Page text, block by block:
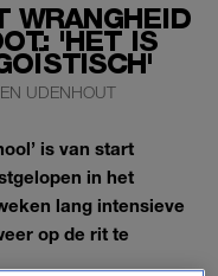
WRANGHEID
'HET IS
UDENHOUT
is van start
in het
lang intensieve
op de rit te